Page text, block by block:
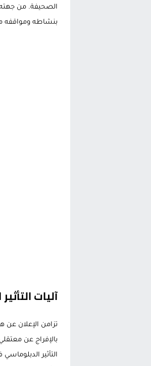
الصحيفة. من
بنشاطه ومواقفه
آليات
تزامن الإعلان
بالإفراج عن
التأثير